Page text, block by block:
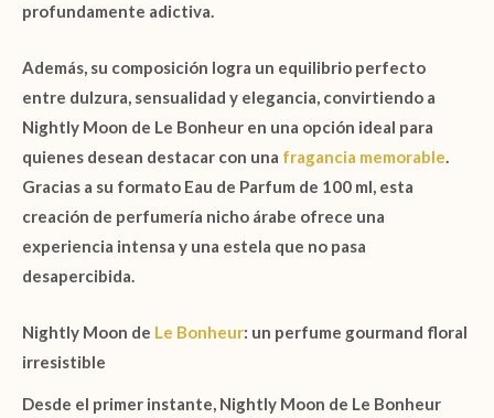
profundamente adictiva.
Además, su composición logra un equilibrio perfecto
entre dulzura, sensualidad y elegancia, convirtiendo a
Nightly Moon de Le Bonheur en una opción ideal para
quienes desean destacar con una fragancia memorable.
Gracias a su formato Eau de Parfum de 100 ml, esta
creación de perfumería nicho árabe ofrece una
experiencia intensa y una estela que no pasa
desapercibida.
Nightly Moon de Le Bonheur: un perfume gourmand floral
irresistible
Desde el primer instante, Nightly Moon de Le Bonheur